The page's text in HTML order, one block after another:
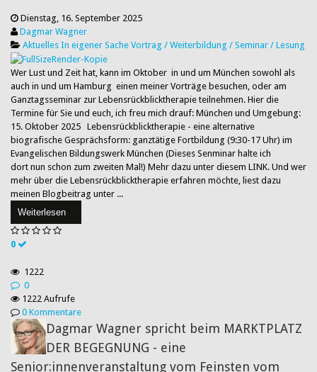
Dienstag, 16. September 2025
Dagmar Wagner
Aktuelles In eigener Sache Vortrag / Weiterbildung / Seminar / Lesung
Wer Lust und Zeit hat, kann im Oktober in und um München sowohl als
auch in und um Hamburg einen meiner Vorträge besuchen, oder am
Ganztagsseminar zur Lebensrückblicktherapie teilnehmen. Hier die
Termine für Sie und euch, ich freu mich drauf: München und Umgebung:
15. Oktober 2025 Lebensrückblicktherapie - eine alternative
biografische Gesprächsform: ganztätige Fortbildung (9:30-17 Uhr) im
Evangelischen Bildungswerk München (Dieses Senminar halte ich
dort nun schon zum zweiten Mal!) Mehr dazu unter diesem LINK. Und wer
mehr über die Lebensrückblicktherapie erfahren möchte, liest dazu
meinen Blogbeitrag unter ...
Weiterlesen
0
1222
0
1222 Aufrufe
0 Kommentare
Dagmar Wagner spricht beim MARKTPLATZ
DER BEGEGNUNG - eine
Senior:innenveranstaltung vom Feinsten vom